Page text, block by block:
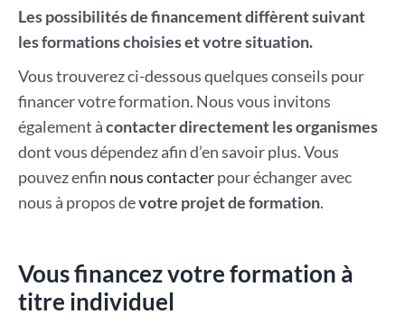
Les possibilités de financement diffèrent suivant
les formations choisies et votre situation.
Vous trouverez ci-dessous quelques conseils pour
financer votre formation. Nous vous invitons
également àcontacter directement les organismes
dont vous dépendez afin d’en savoir plus. Vous
pouvez enfin nous contacterpour échanger avec
nous à propos devotre projet de formation.
Vous financez votre formation à
titre individuel